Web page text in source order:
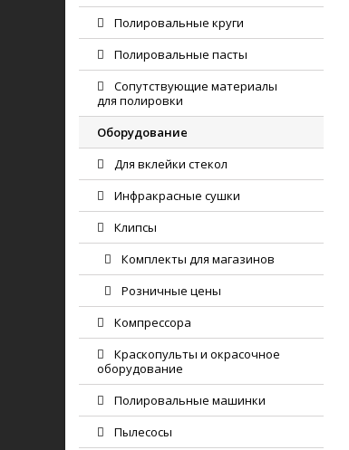
Полировальные круги
Полировальные пасты
Сопутствующие материалы
для полировки
Оборудование
Для вклейки стекол
Инфракрасные сушки
Клипсы
Комплекты для магазинов
Розничные цены
Компрессора
Краскопульты и окрасочное
оборудование
Полировальные машинки
Пылесосы